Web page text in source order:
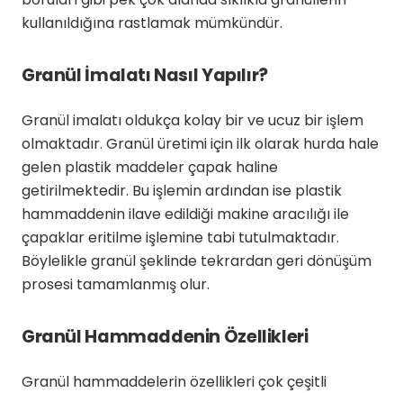
kullanıldığına rastlamak mümkündür.
Granül İmalatı Nasıl Yapılır?
Granül imalatı oldukça kolay bir ve ucuz bir işlem
olmaktadır. Granül üretimi için ilk olarak hurda hale
gelen plastik maddeler çapak haline
getirilmektedir. Bu işlemin ardından ise plastik
hammaddenin ilave edildiği makine aracılığı ile
çapaklar eritilme işlemine tabi tutulmaktadır.
Böylelikle granül şeklinde tekrardan geri dönüşüm
prosesi tamamlanmış olur.
Granül Hammaddenin Özellikleri
Granül hammaddelerin özellikleri çok çeşitli